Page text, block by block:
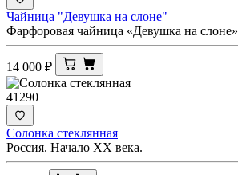
Чайница "Девушка на слоне"
Фарфоровая чайница «Девушка на слоне»
14 000 ₽
41290
Солонка стеклянная
Россия. Начало ХХ века.